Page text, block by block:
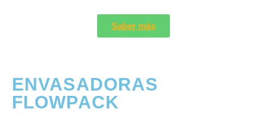
Saber más
ENVASADORAS
FLOWPACK